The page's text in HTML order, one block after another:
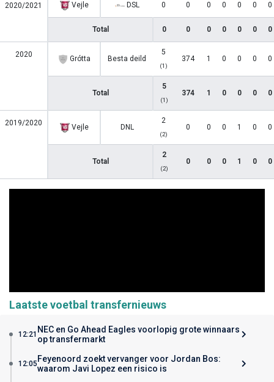
2020/2021 Vejle DSL 0 0 0 0 0 0 0
Total 0 0 0 0 0 0 0
2020 Grótta Besta deild
5
(1)
374 1 0 0 0 0
Total
5
(1)
374 1 0 0 0 0
2019/2020 Vejle DNL
2
(2)
0 0 0 1 0 0
Total
2
(2)
0 0 0 1 0 0
Laatste voetbal transfernieuws
12:21 NEC en Go Ahead Eagles voorlopig grote winnaars
op transfermarkt
12:05 Feyenoord zoekt vervanger voor Jordan Bos:
waarom Javi Lopez een risico is